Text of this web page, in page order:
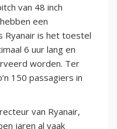
van 48 inch
een
Ryanair is het toestel
6 uur lang en
worden. Ter
150 passagiers in
van Ryanair,
jaren al vaak